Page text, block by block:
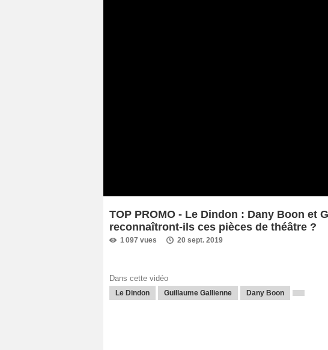
TOP PROMO - Le Dindon : Dany Boon et
reconnaîtront-ils ces pièces de théâtre ?
1 097 vues 20 sept. 2019
Dans cette vidéo
Le Dindon Guillaume Gallienne Dany Boon